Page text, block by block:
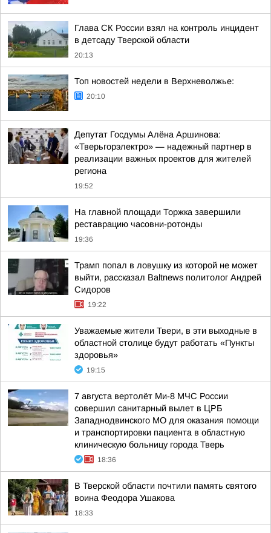
Глава СК России взял на контроль инцидент
в детсаду Тверской области
20:13
Топ новостей недели в Верхневолжье:
20:10
Депутат Госдумы Алёна Аршинова:
«Тверьгорэлектро» — надежный партнер в
реализации важных проектов для жителей
региона
19:52
На главной площади Торжка завершили
реставрацию часовни-ротонды
19:36
Трамп попал в ловушку из которой не может
выйти, рассказал Baltnews политолог Андрей
Сидоров
19:22
Уважаемые жители Твери, в эти выходные в
областной столице будут работать «Пункты
здоровья»
19:15
7 августа вертолёт Ми-8 МЧС России
совершил санитарный вылет в ЦРБ
Западнодвинского МО для оказания помощи
и транспортировки пациента в областную
клиническую больницу города Тверь
18:36
В Тверской области почтили память святого
воина Феодора Ушакова
18:33